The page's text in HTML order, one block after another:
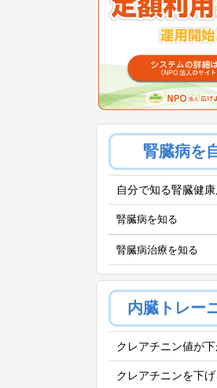
腎臓病を
自分で知る腎臓健
腎臓病を知る
腎臓病治療を知る
内臓トレー
クレアチニン値が
クレアチニンを下